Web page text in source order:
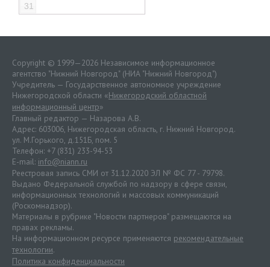
31
Copyright © 1999—2026 Независимое информационное
агентство "Нижний Новгород" (НИА "Нижний Новгород")
Учредитель — Государственное автономное учреждение
Нижегородской области «Нижегородский областной
информационный центр»
Главный редактор — Назарова А.В.
Адрес: 603006, Нижегородская область, г. Нижний Новгород.
ул. М.Горького, д.151Б, пом. 5
Телефон: +7 (831) 233-94-53
E-mail: info@niann.ru
Реестровая запись СМИ от 31.12.2020 ЭЛ № ФС 77 - 79798.
Выдано Федеральной службой по надзору в сфере связи,
информационных технологий и массовых коммуникаций
(Роскомнадзор).
Материалы в рубрике "Новости партнеров" размещаются на
правах рекламы.
На информационном ресурсе применяются рекомендательные
технологии.
Политика конфиденциальности